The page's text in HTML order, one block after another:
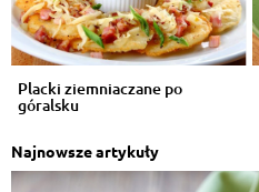
Placki ziemniaczane po
góralsku
Najnowsze artykuły